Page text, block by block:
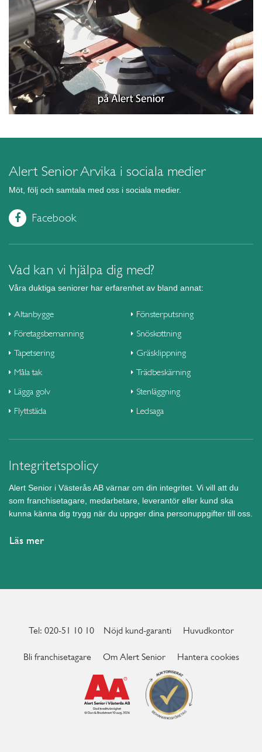
Alert Senior Arvika i sociala medier
Möt, följ och samtala med oss i sociala medier.
Facebook
Vad kan vi hjälpa dig med?
Våra duktiga seniorer har erfarenhet av bland annat:
Altanbygge
Företagsbemanning
Tapetsering
Måla tak
Lägga golv
Flyttstäda
Fönsterputsning
Snöskottning
Gräsklippning
Trädbeskärning
Stenläggning
Ledsaga
Integritetspolicy
Alert Senior i Västerås AB värnar om din integritet. Vi vill att du
som franchisetagare, medarbetare, leverantör eller kund ska
kunna känna dig trygg när du uppger dina personuppgifter till oss.
Läs mer
Tel: 020-51 10 10 Nöjd kund-garanti Huvudkontor
Bli franchisetagare Om Alert Senior Hantera cookies